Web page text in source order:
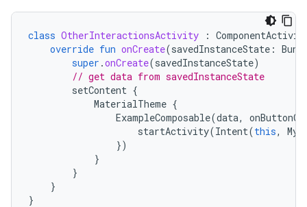
class OtherInteractionsActivity :
override fun onCreate(savedInstanceState :
super .onCreate(savedInstanceState)
// get data from savedInstanceState
setContent {
MaterialTheme {
ExampleComposable(data,
startActivity(Intent(this,
})
}
}
}
}